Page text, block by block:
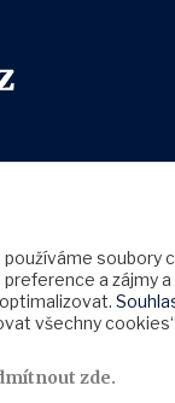
používáme soubory
a zájmy
všechny
zde.